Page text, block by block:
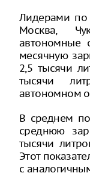
Лидерами по
Москва,
автономные
месячную
2,5 тысячи
тысячи
автономном
В среднем
среднюю
тысячи
Этот
с